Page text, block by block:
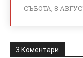
СЪБОТА, 8
3 Коментари